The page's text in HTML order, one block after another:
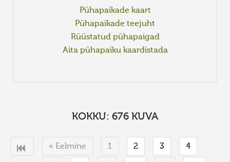
Pühapaikade kaart
Pühapaikade teejuht
Rüüstatud pühapaigad
Aita pühapaiku kaardistada
KOKKU: 676 KUVA
« Eelmine 1 2 3 4